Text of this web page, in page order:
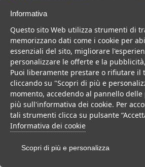
Veneto > Asiago
103 Camere
Hotel 4 stelle ad Asiago, con grande
vacanza confortevole e rilassante.
VEDI SU MAPPA
Informativa
Questo sito Web utilizza strumenti di
memorizzano dati come i cookie per
essenziali del sito, migliorare
personalizzare le offerte e la
Puoi liberamente prestare o rifiutare il
cliccando su "Scopri di più e
momento, accedendo al pannello
più sull'informativa dei cookie. Per
tali strumenti clicca su pulsante
Informativa dei cookie
Scopri di più e personalizza